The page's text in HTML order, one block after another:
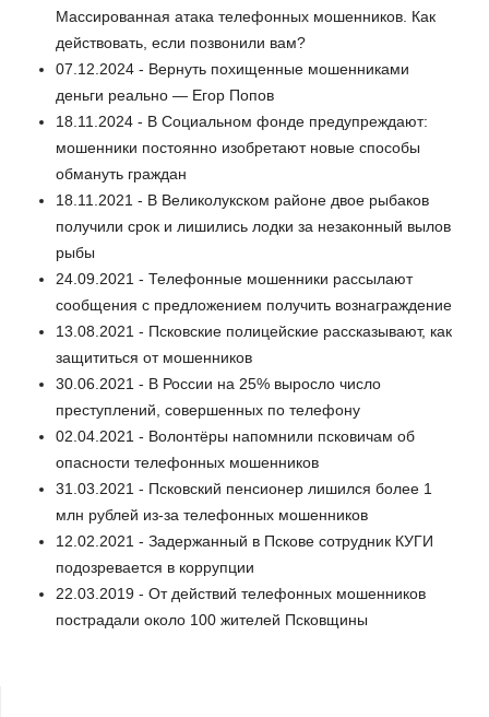
Массированная атака телефонных мошенников. Как
действовать, если позвонили вам?
07.12.2024 - Вернуть похищенные мошенниками
деньги реально — Егор Попов
18.11.2024 - В Социальном фонде предупреждают:
мошенники постоянно изобретают новые способы
обмануть граждан
18.11.2021 - В Великолукском районе двое рыбаков
получили срок и лишились лодки за незаконный вылов
рыбы
24.09.2021 - Телефонные мошенники рассылают
сообщения с предложением получить вознаграждение
13.08.2021 - Псковские полицейские рассказывают, как
защититься от мошенников
30.06.2021 - В России на 25% выросло число
преступлений, совершенных по телефону
02.04.2021 - Волонтёры напомнили псковичам об
опасности телефонных мошенников
31.03.2021 - Псковский пенсионер лишился более 1
млн рублей из-за телефонных мошенников
12.02.2021 - Задержанный в Пскове сотрудник КУГИ
подозревается в коррупции
22.03.2019 - От действий телефонных мошенников
пострадали около 100 жителей Псковщины